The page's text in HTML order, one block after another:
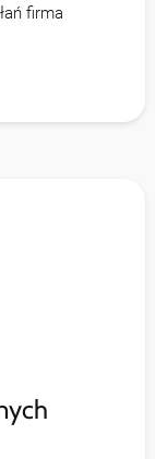
firma